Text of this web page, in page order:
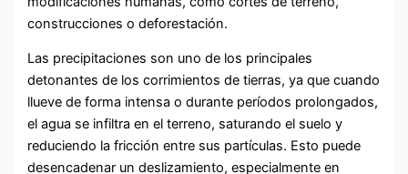
construcciones o deforestación.
Las precipitaciones son uno de los principales
detonantes de los corrimientos de tierras, ya que cuando
llueve de forma intensa o durante períodos prolongados,
el agua se infiltra en el terreno, saturando el suelo y
reduciendo la fricción entre sus partículas. Esto puede
desencadenar un deslizamiento, especialmente en